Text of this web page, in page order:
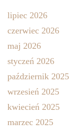
lipiec 2026
czerwiec 2026
maj 2026
styczeń 2026
październik 2025
wrzesień 2025
kwiecień 2025
marzec 2025